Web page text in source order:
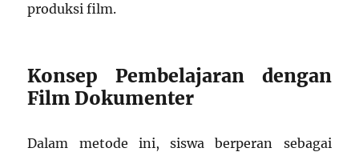
produksi film.
Konsep Pembelajaran dengan
Film Dokumenter
Dalam metode ini, siswa berperan sebagai